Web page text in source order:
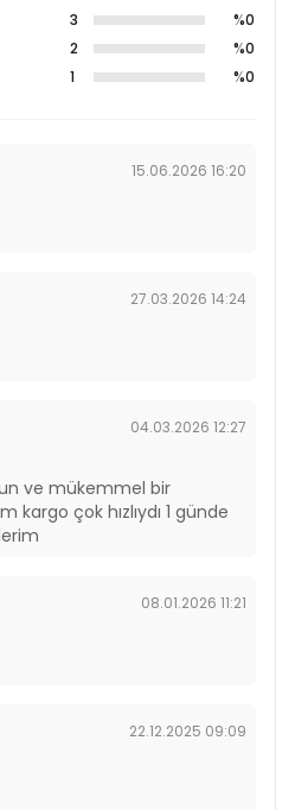
3
%0
2
%0
1
%0
15.06.2026 16:20
27.03.2026 14:24
04.03.2026 12:27
ve mükemmel bir
kargo çok hızlıydı 1 günde
08.01.2026 11:21
22.12.2025 09:09